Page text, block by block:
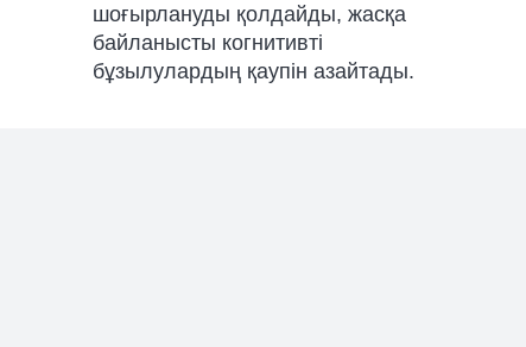
шоғырлануды қолдайды, жасқа
байланысты когнитивті
бұзылулардың қаупін азайтады.